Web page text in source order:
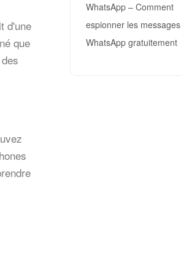
d'une
que
WhatsApp – Comment
espionner les messages
WhatsApp gratuitement